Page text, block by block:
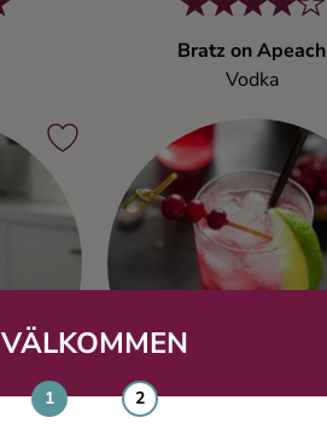
VÄLKOMMEN
Bratz on Apeach
Vodka